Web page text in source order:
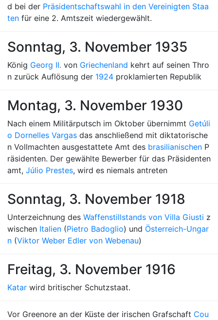
d bei der Präsidentschaftswahl in den Vereinigten Staa
ten für eine 2. Amtszeit wiedergewählt.
Sonntag, 3. November 1935
König Georg II. von Griechenland kehrt auf seinen Thro
n zurück Auflösung der 1924 proklamierten Republik
Montag, 3. November 1930
Nach einem Militärputsch im Oktober übernimmt Getúli
o Dornelles Vargas das anschließend mit diktatorische
n Vollmachten ausgestattete Amt des brasilianischen P
räsidenten. Der gewählte Bewerber für das Präsidenten
amt, Júlio Prestes, wird es niemals antreten
Sonntag, 3. November 1918
Unterzeichnung des Waffenstillstands von Villa Giusti z
wischen Italien (Pietro Badoglio) und Österreich-Ungar
n (Viktor Weber Edler von Webenau)
Freitag, 3. November 1916
Katar wird britischer Schutzstaat.
Vor Greenore an der Küste der irischen Grafschaft Cou